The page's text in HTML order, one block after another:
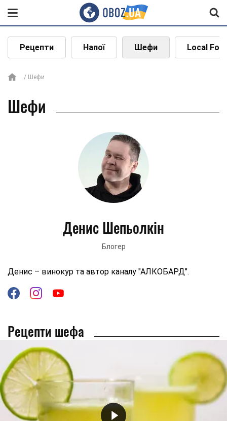
Рецепти Напої Шефи Local
Шефи
Шефи
Денис Шепьолкін
Блогер
Денис – винокур та автор каналу "АЛКОБАРД".
Рецепти шефа